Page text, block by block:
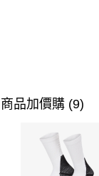
商品加價購 (9)